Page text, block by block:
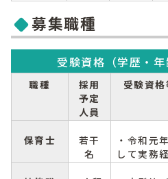
募集職種
受験資格（学歴・年
職種
採用
予定
人員
受験資
保育士
若干
名
・令和元
して実務